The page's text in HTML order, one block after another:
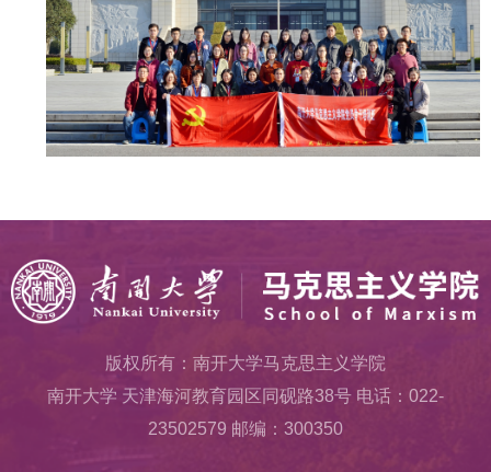
版权所有：南开大学马克思主义学院
南开大学 天津海河教育园区同砚路38号 电话：022-
23502579 邮编：300350